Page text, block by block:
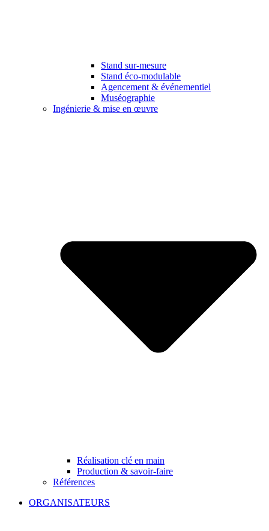
Stand sur-mesure
Stand éco-modulable
Agencement & événementiel
Muséographie
Ingénierie & mise en œuvre
Réalisation clé en main
Production & savoir-faire
Références
ORGANISATEURS